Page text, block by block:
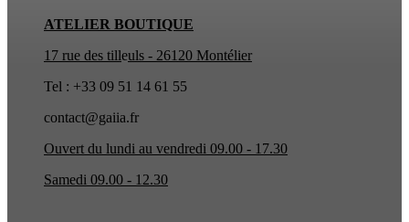
ATELIER BOUTIQUE
17 rue des tilleuls - 26120 Montélier
Tel : +33 09 51 14 61 55
contact@gaiia.fr
Ouvert du lundi au vendredi 09.00 - 17.30
Samedi 09.00 - 12.30